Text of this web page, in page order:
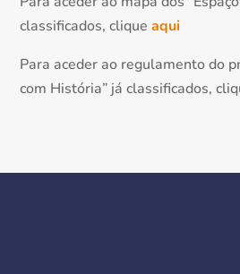
classificados, cliqueaqui
Para aceder ao regulamento do
com História” já classificados,